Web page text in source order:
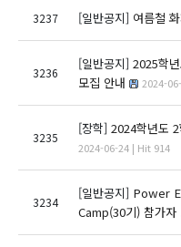
3237 [일반공지] 여름철
3236
[일반공지] 2025학
모집 안내
2024-
3235
[장학] 2024학년도
2024-06-24 | Hit 914
3234
[일반공지] Power
Camp(30기) 참가자